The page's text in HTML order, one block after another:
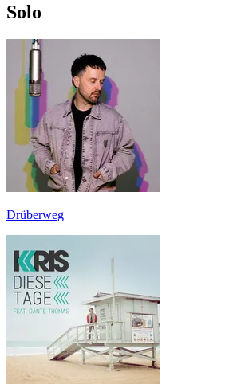
Solo
Drüberweg